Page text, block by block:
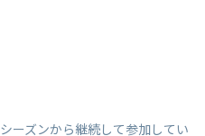
ーズンから継続して参加してい